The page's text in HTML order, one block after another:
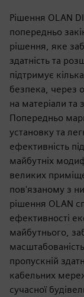
Рішення OLAN
попередньо
рішення, яке
здатність та
підтримує
безпека, через
на матеріали та
Попередньо
установку та
ефективність
майбутніх
великих
пов'язаному з
рішення OLAN
ефективності
майбутнього,
пропускній
кабельних
сучасної